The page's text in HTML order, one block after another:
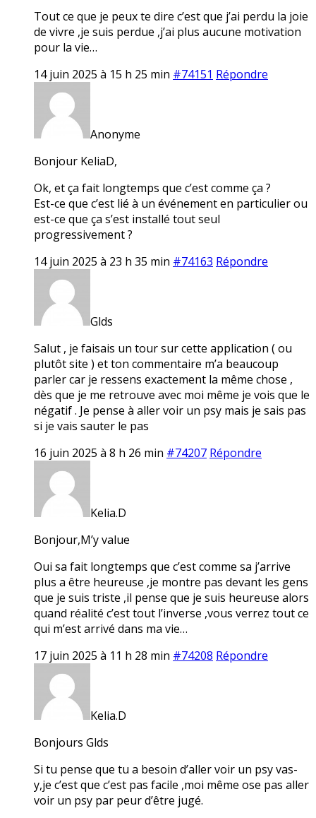
Tout ce que je peux te dire c’est que j’ai perdu la joie
de vivre ,je suis perdue ,j’ai plus aucune motivation
pour la vie…
14 juin 2025 à 15 h 25 min #74151 Répondre
Anonyme
Bonjour KeliaD,
Ok, et ça fait longtemps que c’est comme ça ?
Est-ce que c’est lié à un événement en particulier ou
est-ce que ça s’est installé tout seul
progressivement ?
14 juin 2025 à 23 h 35 min #74163 Répondre
Glds
Salut , je faisais un tour sur cette application ( ou
plutôt site ) et ton commentaire m’a beaucoup
parler car je ressens exactement la même chose ,
dès que je me retrouve avec moi même je vois que le
négatif . Je pense à aller voir un psy mais je sais pas
si je vais sauter le pas
16 juin 2025 à 8 h 26 min #74207 Répondre
Kelia.D
Bonjour,M’y value
Oui sa fait longtemps que c’est comme sa j’arrive
plus a être heureuse ,je montre pas devant les gens
que je suis triste ,il pense que je suis heureuse alors
quand réalité c’est tout l’inverse ,vous verrez tout ce
qui m’est arrivé dans ma vie…
17 juin 2025 à 11 h 28 min #74208 Répondre
Kelia.D
Bonjours Glds
Si tu pense que tu a besoin d’aller voir un psy vas-
y,je c’est que c’est pas facile ,moi même ose pas aller
voir un psy par peur d’être jugé.